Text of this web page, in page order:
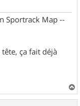
Sportrack Map --
ça fait déjà
a